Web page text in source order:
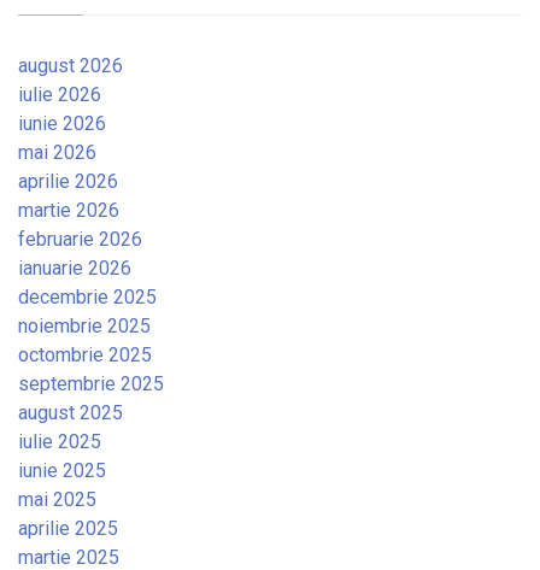
august 2026
iulie 2026
iunie 2026
mai 2026
aprilie 2026
martie 2026
februarie 2026
ianuarie 2026
decembrie 2025
noiembrie 2025
octombrie 2025
septembrie 2025
august 2025
iulie 2025
iunie 2025
mai 2025
aprilie 2025
martie 2025